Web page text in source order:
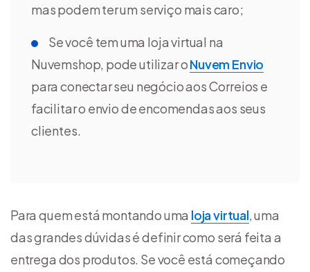
mas podem ter um serviço mais caro;
Se você tem uma loja virtual na
Nuvemshop, pode utilizar oNuvem Envio
para conectar seu negócio aos Correios e
facilitar o envio de encomendas aos seus
clientes.
Para quem está montando uma loja virtual, uma
das grandes dúvidas é definir como será feita a
entrega dos produtos. Se você está começando